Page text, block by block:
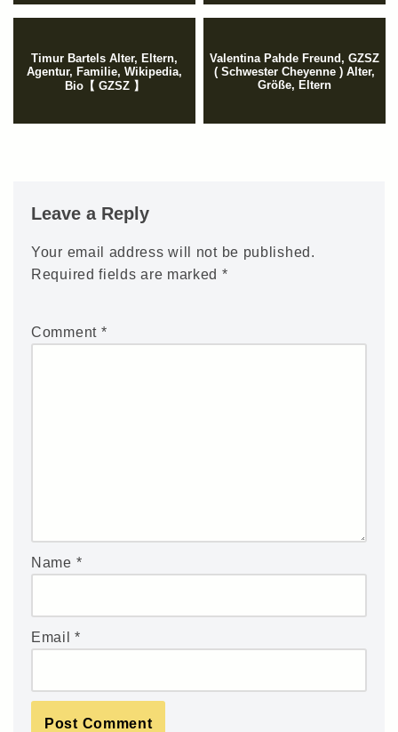
Timur Bartels Alter, Eltern,
Agentur, Familie, Wikipedia,
Bio【 GZSZ 】
Valentina Pahde Freund, GZSZ
( Schwester Cheyenne ) Alter,
Größe, Eltern
Leave a Reply
Your email address will not be published.
Required fields are marked *
Comment *
Name *
Email*